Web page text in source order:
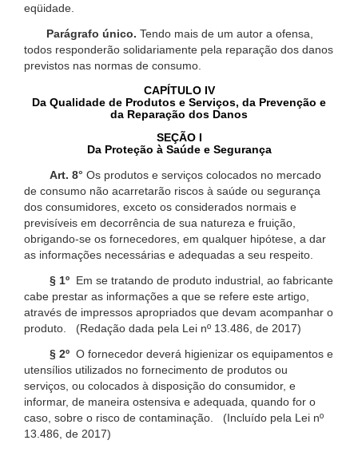
eqüidade.
Parágrafo único. Tendo mais de um autor a ofensa,
todos responderão solidariamente pela reparação dos danos
previstos nas normas de consumo.
CAPÍTULO IV
Da Qualidade de Produtos e Serviços, da Prevenção e
da Reparação dos Danos
SEÇÃO I
Da Proteção à Saúde e Segurança
Art. 8° Os produtos e serviços colocados no mercado
de consumo não acarretarão riscos à saúde ou segurança
dos consumidores, exceto os considerados normais e
previsíveis em decorrência de sua natureza e fruição,
obrigando-se os fornecedores, em qualquer hipótese, a dar
as informações necessárias e adequadas a seu respeito.
§ 1º Em se tratando de produto industrial, ao fabricante
cabe prestar as informações a que se refere este artigo,
através de impressos apropriados que devam acompanhar o
produto. (Redação dada pela Lei nº 13.486, de 2017)
§ 2º O fornecedor deverá higienizar os equipamentos e
utensílios utilizados no fornecimento de produtos ou
serviços, ou colocados à disposição do consumidor, e
informar, de maneira ostensiva e adequada, quando for o
caso, sobre o risco de contaminação. (Incluído pela Lei nº
13.486, de 2017)